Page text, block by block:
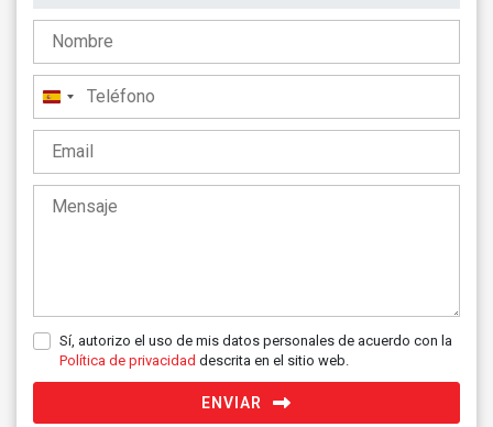
España
+34
Sí, autorizo el uso de mis datos personales de acuerdo con la
Política de privacidad descrita en el sitio web.
ENVIAR